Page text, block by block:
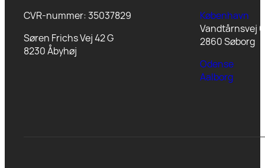
CVR-nummer: 35037829
Søren Frichs Vej 42 G
8230 Åbyhøj
København
Vandtårnsvej
2860 Søborg
Odense
Aalborg